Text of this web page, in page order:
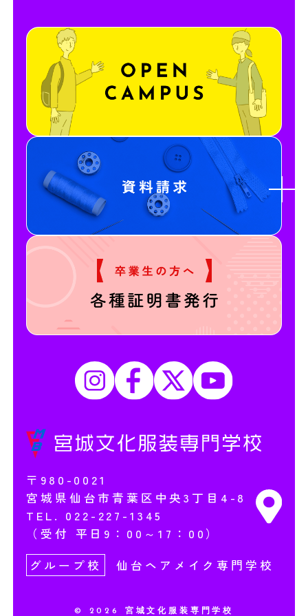
〒980-0021
宮城県仙台市青葉区中央3丁目4-8
TEL. 022-227-1345
（受付 平日9：00～17：00）
グループ校
仙台ヘアメイク専門学校
© 2026 宮城文化服装専門学校